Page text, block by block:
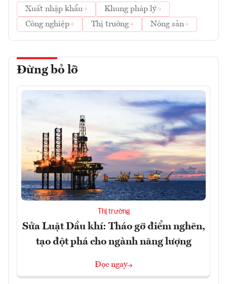
Xuất nhập khẩu
Khung pháp lý
Công nghiệp
Thị trường Nông sản
Đừng bỏ lỡ
Thị trường
Sửa Luật Dầu khí: Tháo gỡ điểm nghẽn,
tạo đột phá cho ngành năng lượng
Đọc ngay